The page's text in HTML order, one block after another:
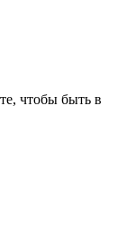
чтобы быть в